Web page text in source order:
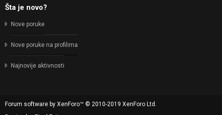
Šta je novo?
Nove poruke
Nove poruke na profilima
Najnovije aktivnosti
Forum software by XenForo™ © 2010-2019 XenForo Ltd.